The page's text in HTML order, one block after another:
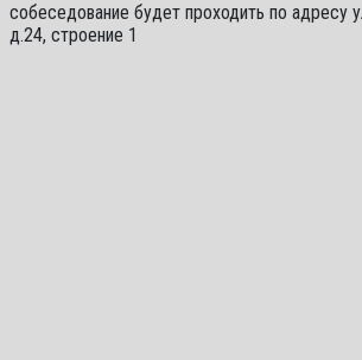
собеседование будет проходить по адресу
д.24, строение 1